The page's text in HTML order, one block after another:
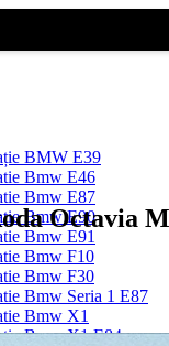
BMW E39
Bmw E46
Bmw E87
Bmw E90
Bmw E91
Bmw F10
Bmw F30
Bmw Seria 1 E87
Bmw X1
Bmw X1 E84
Octavia